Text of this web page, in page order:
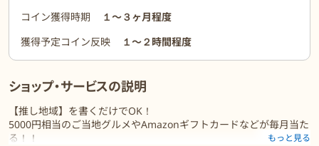
コイン獲得時期
１〜３ヶ月程度
獲得予定コイン反映
１〜２時間程度
ショップ・サービスの説明
【推し地域】を書くだけでOK！
5000円相当のご当地グルメやAmazonギフトカードなどが毎月当た
る！！
もっと見る